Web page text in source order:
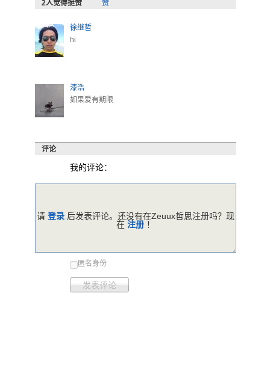
2人觉得挺赞 赞
徐继哲
hi
漆浩
如果爱有期限
评论
我的评论：
匿名身份
发表评论
请 登录 后发表评论。还没有在Zeuux哲思注册吗？现
在 注册 ！